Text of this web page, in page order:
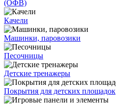
(ОФВ)
Качели
Машинки, паровозики
Песочницы
Детские тренажеры
Покрытия для детских площадок